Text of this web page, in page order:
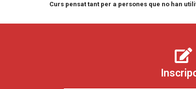
Curs pensat tant per a persones que no han